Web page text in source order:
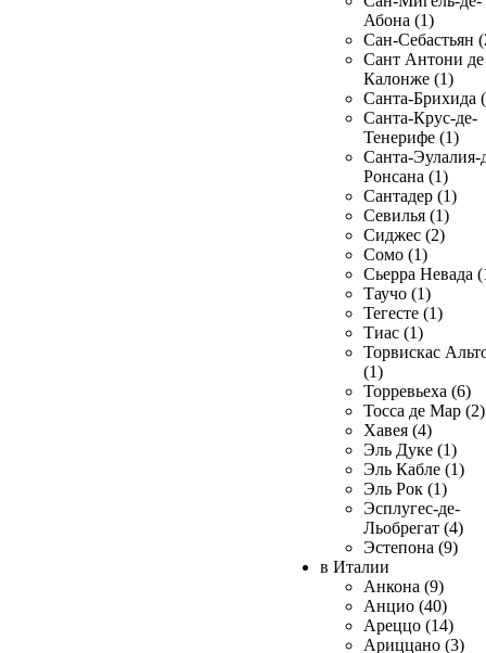
Абона (1)
Сан-Себастьян
Сант Антони де
Калонже (1)
Санта-Брихида
Санта-Крус-де-
Тенерифе (1)
Санта-Эулалия-
Ронсана (1)
Сантадер (1)
Севилья (1)
Сиджес (2)
Сомо (1)
Сьерра Невада
Таучо (1)
Тегесте (1)
Тиас (1)
Торвискас
(1)
Торревьеха (6)
Тосса де Мар (2)
Хавея (4)
Эль Дуке (1)
Эль Кабле (1)
Эль Рок (1)
Эсплугес-де-
Льобрегат (4)
Эстепона (9)
в Италии
Анкона (9)
Анцио (40)
Ареццо (14)
Ариццано (3)